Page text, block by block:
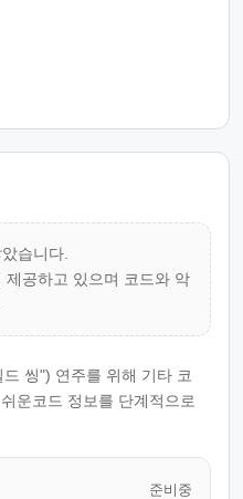
습니다.
제공하고 있으며 코드와 악
씽") 연주를 위해 기타 코
운코드 정보를 단계적으로
준비중